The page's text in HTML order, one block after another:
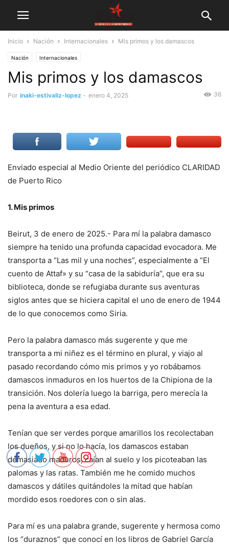
Inicio Nación Internacionales Mis primos y los damascos
Nación Internacionales
Mis primos y los damascos
Por inaki-estivaliz-lopez - enero 4, 2025 36
Enviado especial al Medio Oriente del periódico CLARIDAD
de Puerto Rico
1. Mis primos
Beirut, 3 de enero de 2025.- Para mí la palabra damasco
siempre ha tenido una profunda capacidad evocadora. Me
transporta a “Las mil y una noches”, especialmente a “El
cuento de Attaf» y su “casa de la sabiduría”, que era su
biblioteca, donde se refugiaba durante sus aventuras
siglos antes que se hiciera capital el uno de enero de 1944
de lo que conocemos como Siria.
Pero la palabra damasco más sugerente y que me
transporta a mi niñez es el término en plural, y viajo al
pasado recordando cómo mis primos y yo robábamos
damascos inmaduros en los huertos de la Chipiona de la
transición. Nos dolería luego la barriga, pero merecía la
pena la aventura a esa edad.
Tenían que ser verdes porque amarillos los recolectaban
los dueños, y si no lo hacía, los damascos estaban
demasiado maduros, caían al suelo y los picoteaban las
palomas y las ratas. También me he comido muchos
damascos y dátiles quitándoles la mitad que habían
mordido esos roedores con o sin alas.
Para mí es una palabra grande, sugerente y hermosa como
los “duraznos” que conocí en los libros de Gabriel García